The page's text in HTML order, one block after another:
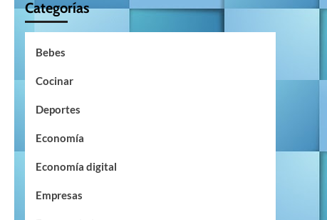
Categorías
Bebes
Cocinar
Deportes
Economía
Economía digital
Empresas